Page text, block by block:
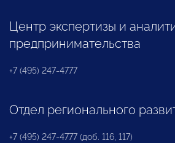
Центр экспертизы и
предпринимательства
+7 (495) 247-4777
Отдел регионального
+7 (495) 247-4777 (доб. 116, 117)